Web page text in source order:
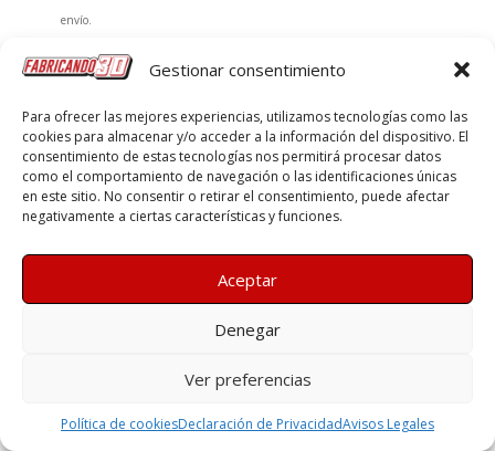
Gestionar consentimiento
Para ofrecer las mejores experiencias, utilizamos tecnologías como las
cookies para almacenar y/o acceder a la información del dispositivo. El
consentimiento de estas tecnologías nos permitirá procesar datos
como el comportamiento de navegación o las identificaciones únicas
en este sitio. No consentir o retirar el consentimiento, puede afectar
negativamente a ciertas características y funciones.
Aceptar
Denegar
Ver preferencias
Política de cookiesDeclaración de PrivacidadAvisos Legales
envío.
pieza original la medimos y realizamos su diseño en 3D, si nos explica su
función a la hora del diseño podemos intentar mejorarla para hacerla mas
robusta o modificar el diseño a como mejor te venga. Una vez terminado te
mandamos fotos de la pieza acabada y si todo esta correcto pasamos a su
[contact-form-7 id=»4″ title=»Formulario de contacto 1″]